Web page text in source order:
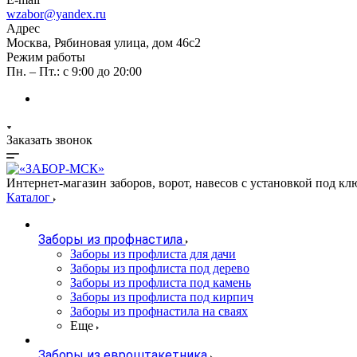
wzabor@yandex.ru
Адрес
Москва, Рябиновая улица, дом 46с2
Режим работы
Пн. – Пт.: с 9:00 до 20:00
Заказать звонок
Интернет-магазин заборов, ворот, навесов с установкой под
Каталог
Заборы из профнастила
Заборы из профлиста для дачи
Заборы из профлиста под дерево
Заборы из профлиста под камень
Заборы из профлиста под кирпич
Заборы из профнастила на сваях
Еще